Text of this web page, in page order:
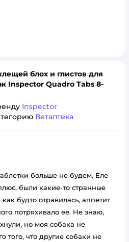
блох и глистов для
Inspector Quadro Tabs 8-
Inspector
Ветаптека
больше не будем. Еле
были какие-то странные
будто отравилась, аппетит
потряхивало ее. Не знаю,
но моя собака не
того, что другие собаки не